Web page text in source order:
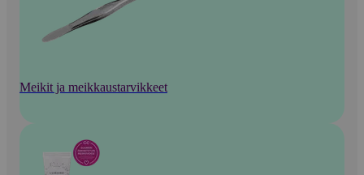
Meikit ja meikkaustarvikkeet